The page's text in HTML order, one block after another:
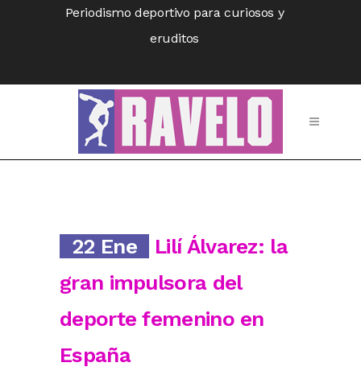
Periodismo deportivo para curiosos y
eruditos
22 Ene
Lilí Álvarez: la
gran impulsora del
deporte femenino en
España